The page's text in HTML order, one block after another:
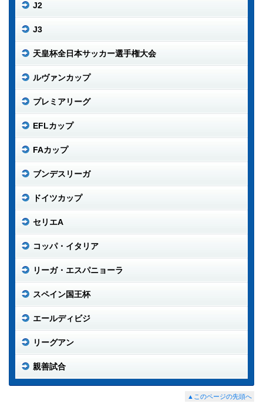
J2
J3
天皇杯全日本サッカー選手権大会
ルヴァンカップ
プレミアリーグ
EFLカップ
FAカップ
ブンデスリーガ
ドイツカップ
セリエA
コッパ・イタリア
リーガ・エスパニョーラ
スペイン国王杯
エールディビジ
リーグアン
親善試合
▲このページの先頭へ